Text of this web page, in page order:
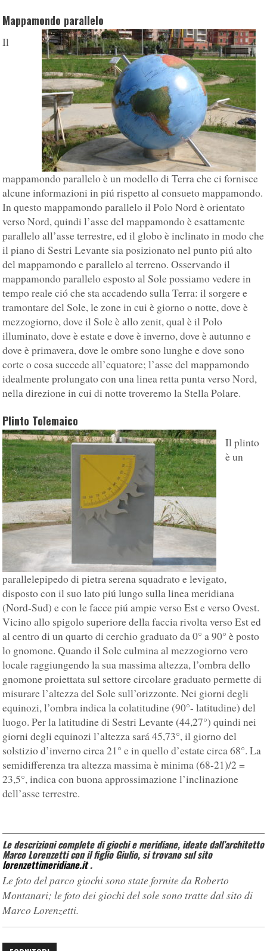
Mappamondo parallelo
Il
mappamondo parallelo è un modello di Terra che ci fornisce
alcune informazioni in piú rispetto al consueto mappamondo.
In questo mappamondo parallelo il Polo Nord è orientato
verso Nord, quindi l’asse del mappamondo è esattamente
parallelo all’asse terrestre, ed il globo è inclinato in modo che
il piano di Sestri Levante sia posizionato nel punto piú alto
del mappamondo e parallelo al terreno. Osservando il
mappamondo parallelo esposto al Sole possiamo vedere in
tempo reale ció che sta accadendo sulla Terra: il sorgere e
tramontare del Sole, le zone in cui è giorno o notte, dove è
mezzogiorno, dove il Sole è allo zenit, qual è il Polo
illuminato, dove è estate e dove è inverno, dove è autunno e
dove è primavera, dove le ombre sono lunghe e dove sono
corte o cosa succede all’equatore; l’asse del mappamondo
idealmente prolungato con una linea retta punta verso Nord,
nella direzione in cui di notte troveremo la Stella Polare.
Plinto Tolemaico
Il plinto
è un
parallelepipedo di pietra serena squadrato e levigato,
disposto con il suo lato piú lungo sulla linea meridiana
(Nord-Sud) e con le facce piú ampie verso Est e verso Ovest.
Vicino allo spigolo superiore della faccia rivolta verso Est ed
al centro di un quarto di cerchio graduato da 0° a 90° è posto
lo gnomone. Quando il Sole culmina al mezzogiorno vero
locale raggiungendo la sua massima altezza, l’ombra dello
gnomone proiettata sul settore circolare graduato permette di
misurare l’altezza del Sole sull’orizzonte. Nei giorni degli
equinozi, l’ombra indica la colatitudine (90°- latitudine) del
luogo. Per la latitudine di Sestri Levante (44,27°) quindi nei
giorni degli equinozi l’altezza sará 45,73°, il giorno del
solstizio d’inverno circa 21° e in quello d’estate circa 68°. La
semidifferenza tra altezza massima è minima (68-21)/2 =
23,5°, indica con buona approssimazione l’inclinazione
dell’asse terrestre.
Le descrizioni complete di giochi e meridiane, ideate dall’architetto
Marco Lorenzetti con il figlio Giulio, si trovano sul sito
lorenzettimeridiane.it.
Le foto del parco giochi sono state fornite da Roberto
Montanari; le foto dei giochi del sole sono tratte dal sito di
Marco Lorenzetti.